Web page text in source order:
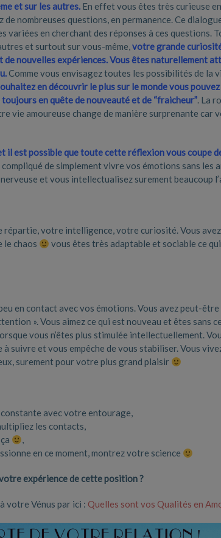
et sur les autres. En effet vous êtes très curieuse
nombreuses questions, en permanence. Ce
en cherchant des réponses à ces questions.
et surtout sur vous-même,votre grande
de nouvelles expériences. Vous êtes naturellement
Comme vous envisagez toutes les possibilités de la
en découvrir le plus sur le monde vous pouvez
en quête de nouveauté et de “fraicheur”. La
vie amoureuse change de manière surprenante car
il est possible que toute cette réflexion vous coupe
de simplement vivre vos émotions sans les
et vous intellectualisez surement beaucoup
votre intelligence, votre curiosité. Vous
le chaos
vous êtes très adaptable et sociable ce
en contact avec vos émotions. Vous avez peut-être
». Vous aimez ce qui est nouveau et êtes sans
vous n’êtes plus stimulée intellectuellement.
suivre et vous empêche de vous stabiliser. Vous
surement pour votre plus grand plaisir
avec votre entourage,
les contacts,
,
en ce moment, montrez votre science
votre expérience de cette position ?
votre Vénus par ici : Quelles sont vos Qualités en